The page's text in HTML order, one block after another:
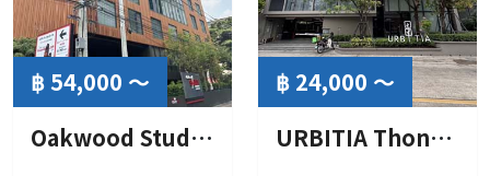
฿ 54,000 ～
Oakwood Studios Sukhumvit Bangkok 36 (オークウッドスタジオ スクンビット バンコク 36)
฿ 24,000 ～
URBITIA Thonglor 36 (アービティア トンロー)